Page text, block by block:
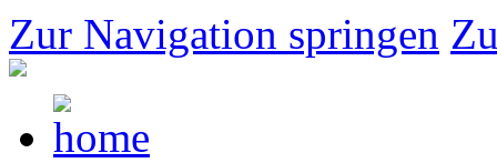
Zur Navigation springen